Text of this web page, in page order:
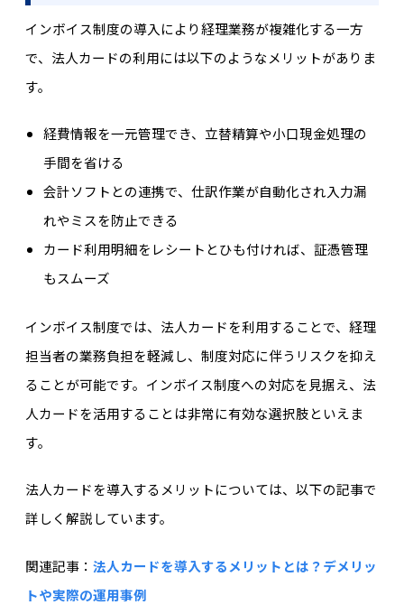
インボイス制度の導入により経理業務が複雑化する一方
で、法人カードの利用には以下のようなメリットがありま
す。
経費情報を一元管理でき、立替精算や小口現金処理の
手間を省ける
会計ソフトとの連携で、仕訳作業が自動化され入力漏
れやミスを防止できる
カード利用明細をレシートとひも付ければ、証憑管理
もスムーズ
インボイス制度では、法人カードを利用することで、経理
担当者の業務負担を軽減し、制度対応に伴うリスクを抑え
ることが可能です。インボイス制度への対応を見据え、法
人カードを活用することは非常に有効な選択肢といえま
す。
法人カードを導入するメリットについては、以下の記事で
詳しく解説しています。
関連記事： 法人カードを導入するメリットとは？デメリッ
トや実際の運用事例